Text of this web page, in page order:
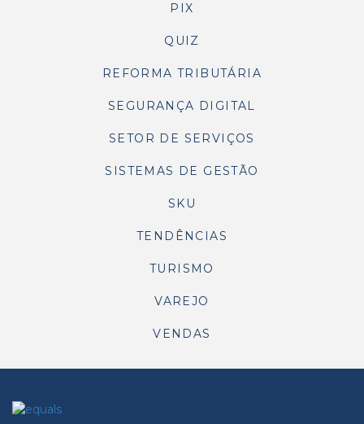
PIX
QUIZ
REFORMA TRIBUTÁRIA
SEGURANÇA DIGITAL
SETOR DE SERVIÇOS
SISTEMAS DE GESTÃO
SKU
TENDÊNCIAS
TURISMO
VAREJO
VENDAS